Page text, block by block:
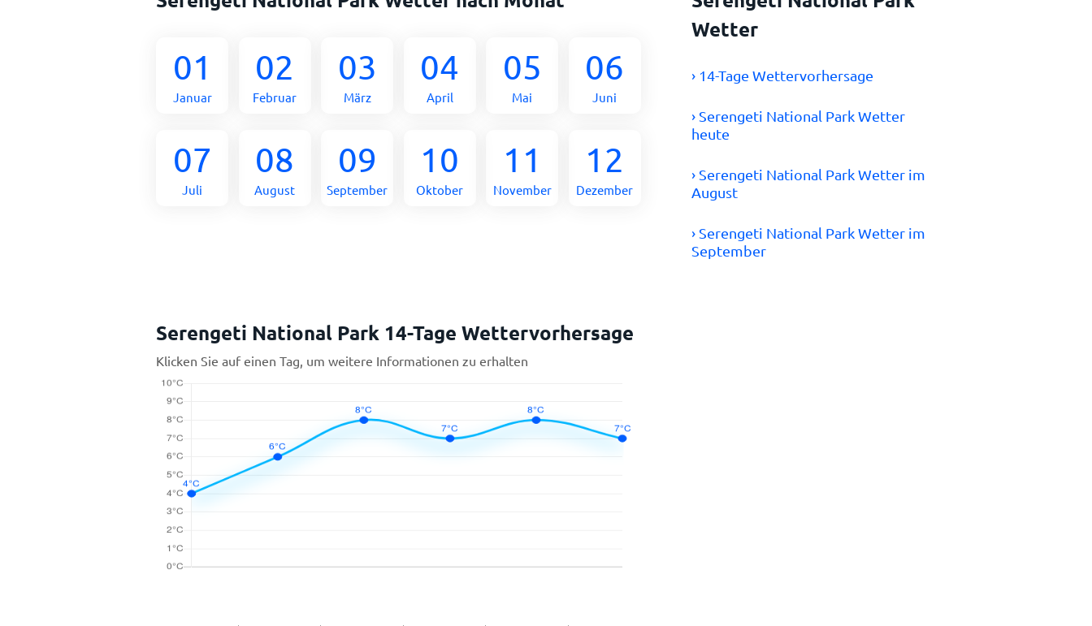
01
Januar
02
Februar
03
März
04
April
05
Mai
06
Juni
07
Juli
08
August
09
September
10
Oktober
11
November
12
Dezember
Wetter
› 14-Tage Wettervorhersage
› Serengeti National Park Wetter
heute
› Serengeti National Park Wetter im
August
› Serengeti National Park Wetter im
September
Serengeti National Park 14-Tage Wettervorhersage
Klicken Sie auf einen Tag, um weitere Informationen zu erhalten